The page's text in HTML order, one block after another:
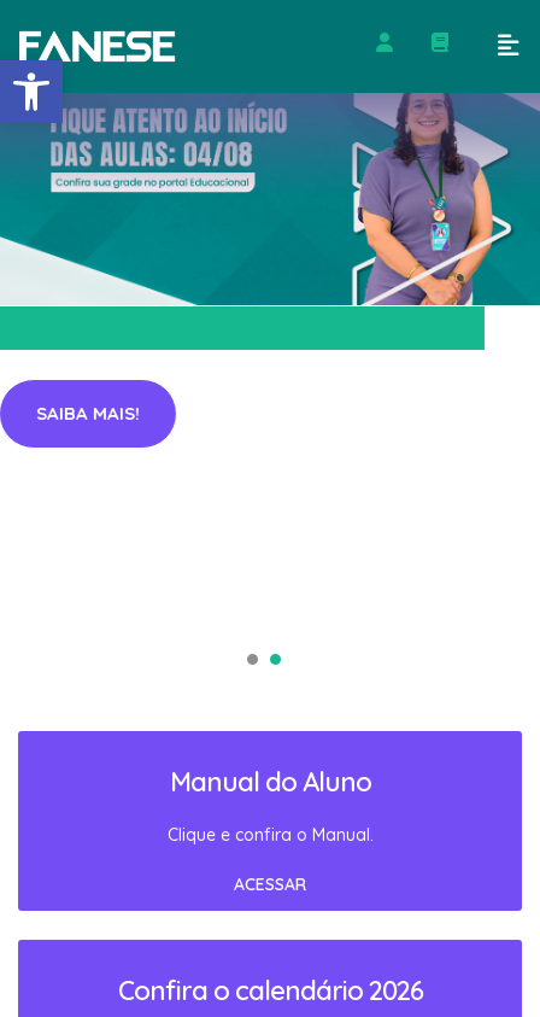
Barra de Ferramentas
SAIBA MAIS!
Manual do Aluno
Clique e confira o Manual.
ACESSAR
Confira o calendário 2026